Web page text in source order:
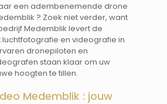
een adembenemende drone
? Zoek niet verder, want
Medemblik levert de
en videografie in
dronepiloten en
staan klaar om uw
hoogten te tillen.
Medemblik : jouw